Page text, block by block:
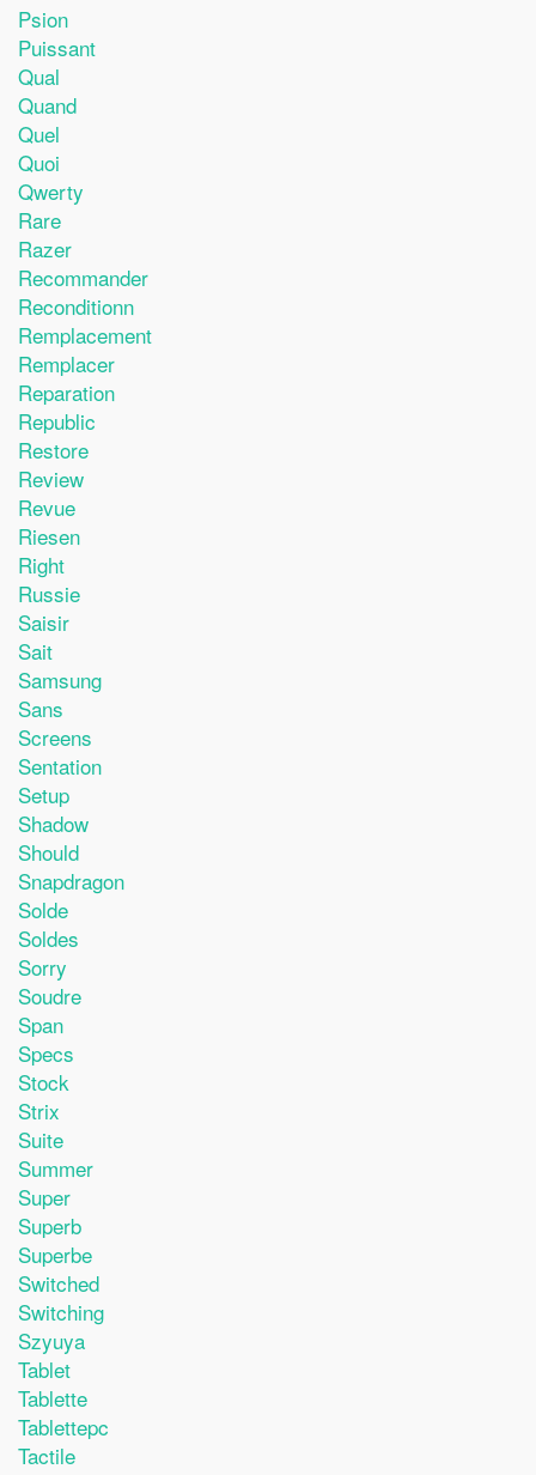
Psion
Puissant
Qual
Quand
Quel
Quoi
Qwerty
Rare
Razer
Recommander
Reconditionn
Remplacement
Remplacer
Reparation
Republic
Restore
Review
Revue
Riesen
Right
Russie
Saisir
Sait
Samsung
Sans
Screens
Sentation
Setup
Shadow
Should
Snapdragon
Solde
Soldes
Sorry
Soudre
Span
Specs
Stock
Strix
Suite
Summer
Super
Superb
Superbe
Switched
Switching
Szyuya
Tablet
Tablette
Tablettepc
Tactile